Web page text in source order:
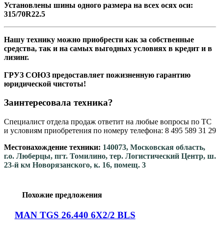
Установлены шины одного размера на всех осях оси:
315/70R22.5
Нашу технику можно приобрести как за собственные
средства, так и на самых выгодных условиях в кредит и в
лизинг.
ГРУЗ СОЮЗ предоставляет пожизненную гарантию
юридической чистоты!
Заинтересовала техника?
Специалист отдела продаж ответит на любые вопросы по ТС
и условиям приобретения по номеру телефона: 8 495 589 31 29
Местонахождение техники: 140073, Московская область,
г.о. Люберцы, пгт. Томилино, тер. Логистический Центр, ш.
23-й км Новорязанского, к. 16, помещ. 3
Похожие предложения
MAN TGS 26.440 6X2/2 BLS